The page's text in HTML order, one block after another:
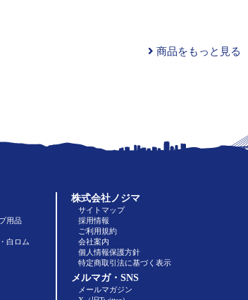
商品をもっと見る
用品
白ロム
株式会社ノジマ
サイトマップ
採用情報
ご利用規約
会社案内
個人情報保護方針
特定商取引法に基づく表示
メルマガ・SNS
メールマガジン